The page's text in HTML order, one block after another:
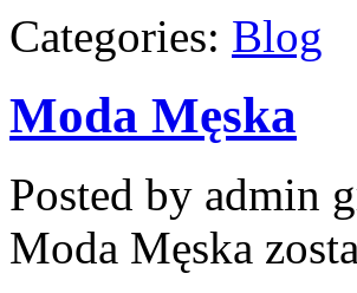
Categories: Blog
Moda Męska
Posted by admin
Moda Męska